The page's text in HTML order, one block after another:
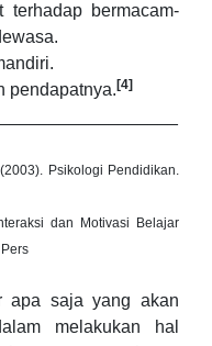
terhadap bermacam-
pendapatnya.[4]
Psikologi Pendidikan.
dan Motivasi Belajar
apa saja yang akan
melakukan hal